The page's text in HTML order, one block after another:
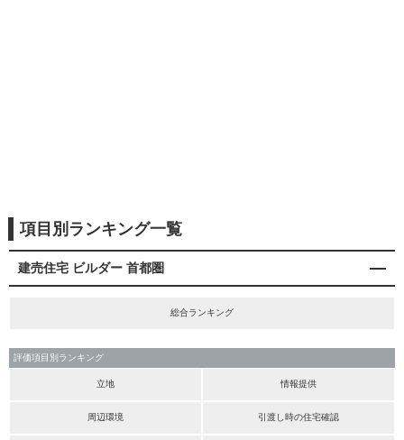
項目別ランキング一覧
建売住宅 ビルダー 首都圏
総合ランキング
評価項目別ランキング
立地 情報提供
周辺環境 引渡し時の住宅確認